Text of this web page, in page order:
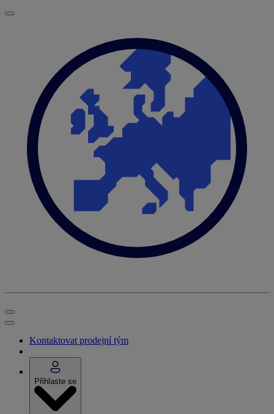
Kontaktovat prodejní tým
Přihlaste se